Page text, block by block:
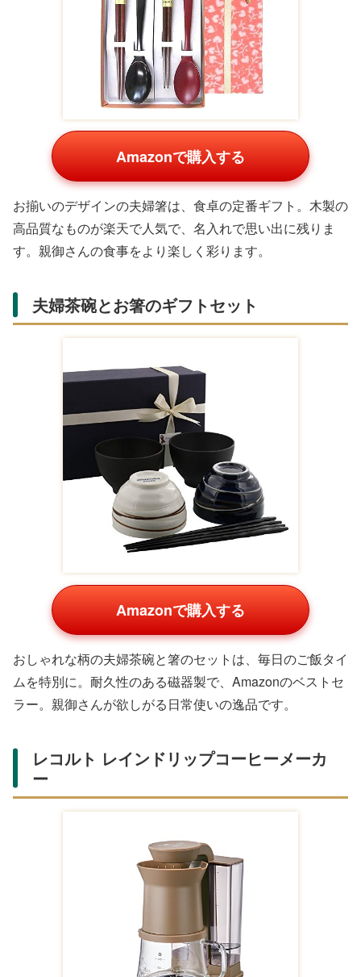
キッチングッズカテゴリ
料理を日常的にする親御さんには、使いやすいキッチンア
イテムが喜ばれます。軽量で扱いやすいデザインの商品が
多く、Amazonや楽天のレビューで高く評価されていま
す。毎日の食卓をアップグレードしましょう。
真空ステンレスサーモタンブラー ペアセ
ット 390ml
Amazonで購入する
ギフトとして最適。名入れが可能で、特別感があります。
お茶やコーヒーを美味しく楽しめ、親御さんが欲しがる実
用性を備えています。
夫婦箸セット 名入れ可能